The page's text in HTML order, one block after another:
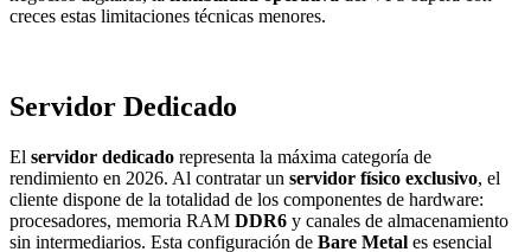
creces estas limitaciones técnicas menores.
Servidor Dedicado
El servidor dedicado representa la máxima categoría de
rendimiento en 2026. Al contratar un servidor físico exclusivo, el
cliente dispone de la totalidad de los componentes de hardware:
procesadores, memoria RAM DDR6 y canales de almacenamiento
sin intermediarios. Esta configuración de Bare Metal es esencial